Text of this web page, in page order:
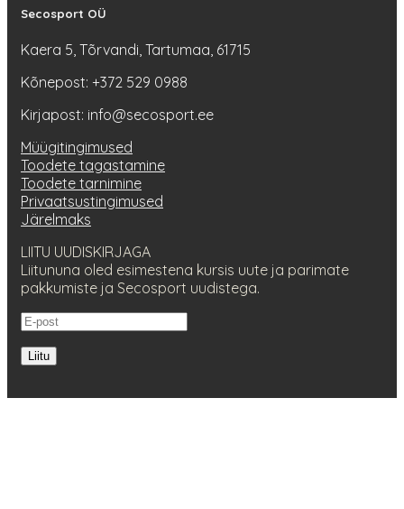
Secosport OÜ
Kaera 5, Tõrvandi, Tartumaa, 61715
Kõnepost: +372 529 0988
Kirjapost: info@secosport.ee
Müügitingimused
Toodete tagastamine
Toodete tarnimine
Privaatsustingimused
Järelmaks
LIITU UUDISKIRJAGA
Liitununa oled esimestena kursis uute ja parimate
pakkumiste ja Secosport uudistega.
Liitu